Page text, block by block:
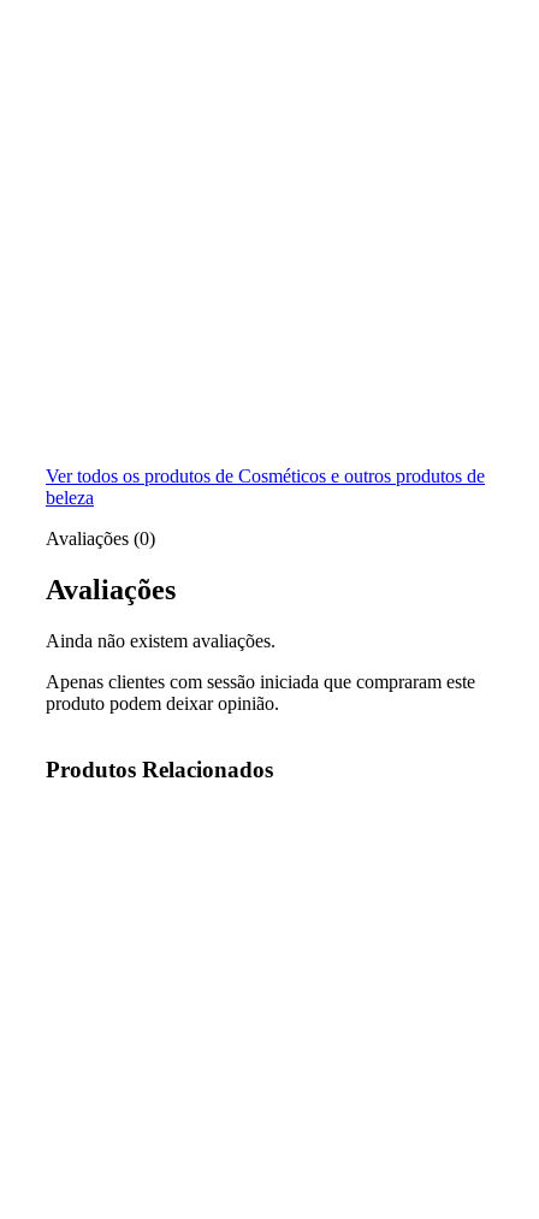
Ver todos os produtos de Cosméticos e outros produtos de
beleza
Avaliações (0)
Avaliações
Ainda não existem avaliações.
Apenas clientes com sessão iniciada que compraram este
produto podem deixar opinião.
Produtos Relacionados